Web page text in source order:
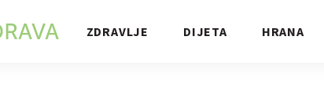
ZDRAVLJE DIJETA HRANA